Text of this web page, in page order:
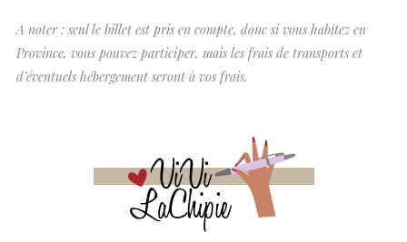
A noter : seul le billet est pris en compte, donc si vous habitez en
Province, vous pouvez participer, mais les frais de transports et
d’éventuels hébergement seront à vos frais.